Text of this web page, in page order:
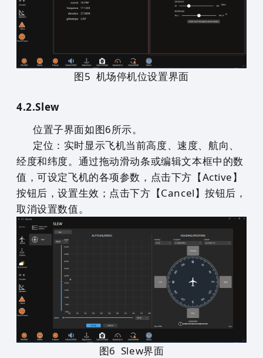
图5 机场停机位设置界面
4.2.Slew
位置子界面如图6所示。
定位：实时显示飞机当前高度、速度、航向、
经度和纬度。通过拖动滑动条或编辑文本框中的数
值，可设定飞机的各项参数，点击下方【Active】
按钮后，设置生效；点击下方【Cancel】按钮后，
取消设置数值。
图6 Slew界面